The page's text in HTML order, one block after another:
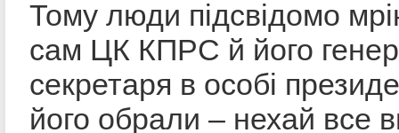
Тому люди підсвідомо
сам ЦК КПРС й його
секретаря в особі
його обрали – нехай все